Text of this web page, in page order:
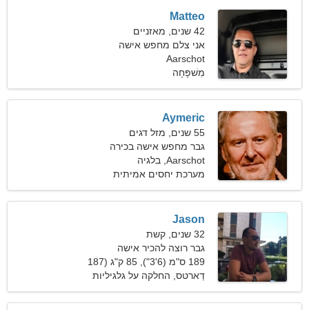
Matteo
42 שנים, מאזניים
אני צלם מחפש אישה
מיומנת
Aarschot
מִשׁפָּחָה
Aymeric
55 שנים, מזל דגים
גבר מחפש אישה בכירה
Aarschot, בלגיה
מערכת יחסים אמיתית
Jason
32 שנים, קשת
גבר רוצה להכיר אישה
189 ס"מ (6'3"), 85 ק"ג (187
פאונד)
דַארטס, החלקה על גלגיליות